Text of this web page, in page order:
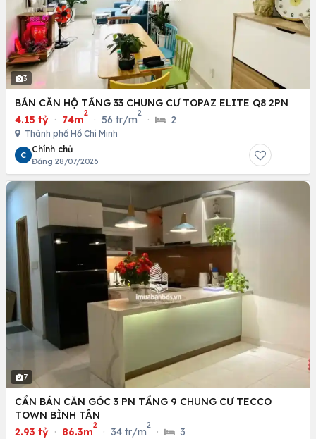
3
BÁN CĂN HỘ TẦNG 33 CHUNG CƯ TOPAZ ELITE Q8 2PN
4.15 tỷ · 74m
2
· 56 tr/m
2
· 2
Thành phố Hồ Chí Minh
C
Chính chủ
Đăng 28/07/2026
7
CẦN BÁN CĂN GÓC 3 PN TẦNG 9 CHUNG CƯ TECCO
TOWN BÌNH TÂN
2.93 tỷ · 86.3m
2
· 34 tr/m
2
· 3